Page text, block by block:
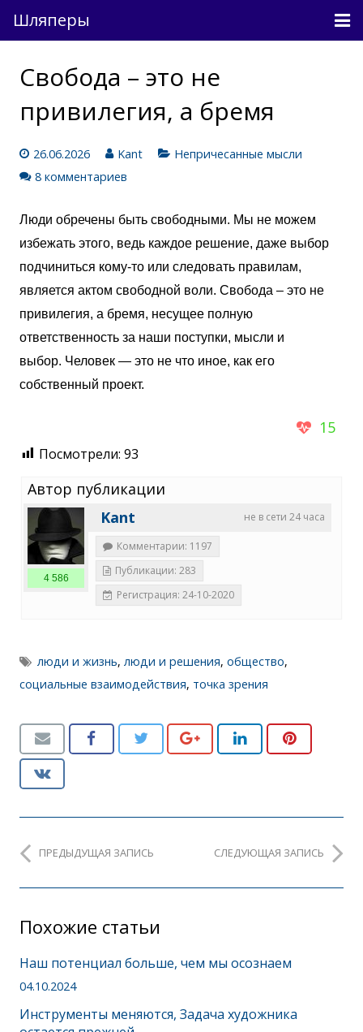
Шляперы
Свобода – это не
привилегия, а бремя
26.06.2026 Kant
Непричесанные мысли
8 комментариев
Люди обречены быть свободными. Мы не можем
избежать этого, ведь каждое решение, даже выбор
подчиниться кому-то или следовать правилам,
является актом свободной воли. Свобода – это не
привилегия, а бремя, несущее полную
ответственность за наши поступки, мысли и
выбор. Человек — это не что иное, как его
собственный проект.
15
Посмотрели: 93
Автор публикации
не в сети 24 часа
Kant
4 586
Комментарии: 1197
Публикации: 283
Регистрация: 24-10-2020
люди и жизнь, люди и решения,общество,
социальные взаимодействия, точка зрения
ПРЕДЫДУЩАЯ ЗАПИСЬ СЛЕДУЮЩАЯ ЗАПИСЬ
Похожие статьи
Наш потенциал больше, чем мы осознаем
04.10.2024
Инструменты меняются, Задача художника